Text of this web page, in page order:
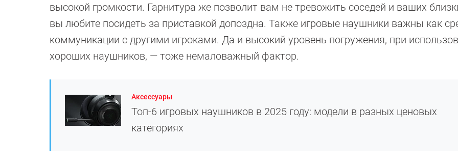
высокой громкости. Гарнитура же позволит вам не тревожить соседей и ваших
вы любите посидеть за приставкой допоздна. Также игровые наушники важны как
коммуникации с другими игроками. Да и высокий уровень погружения, при
хороших наушников, — тоже немаловажный фактор.
Аксессуары
Топ-6 игровых наушников в 2025 году: модели в разных ценовых
категориях